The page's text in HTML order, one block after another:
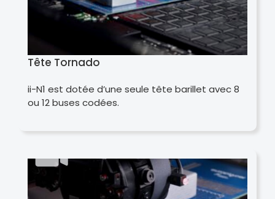
Tête Tornado
ii-N1 est dotée d’une seule tête barillet avec 8
ou 12 buses codées.